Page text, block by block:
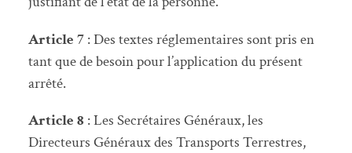
Article 7: Des textes réglementaires sont pris en
tant que de besoin pour l’application du présent
arrêté.
Article 8 : Les Secrétaires Généraux, les
Directeurs Généraux des Transports Terrestres,